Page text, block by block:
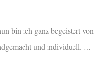
bin ich ganz begeistert von
und individuell. …